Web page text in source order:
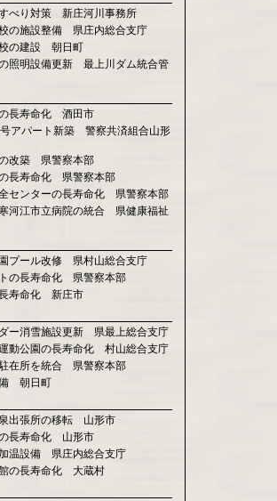
べり対策 新庄河川事務所
の施設整備 県庄内総合支庁
の建設 朝日町
照明設備更新 最上川ダム統合管
長寿命化 酒田市
アパート新築 警察共済組合山形
改築 県警察本部
長寿命化 県警察本部
センターの長寿命化 県警察本部
河江市立病院の統合 県健康福祉
プール改修 県村山総合支庁
の長寿命化 県警察本部
寿命化 新庄市
ー消雪施設更新 県最上総合支庁
動公園の長寿命化 村山総合支庁
在所を統合 県警察本部
朝日町
出張所の移転 山形市
長寿命化 山形市
温設備 県庄内総合支庁
の長寿命化 大蔵村